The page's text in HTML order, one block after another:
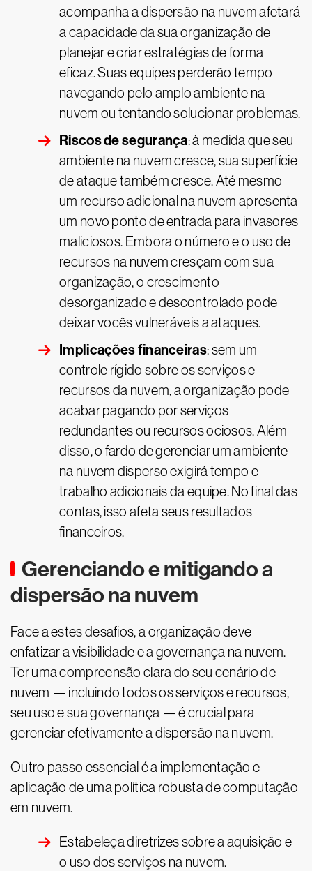
acompanha a dispersão na nuvem afetará
a capacidade da sua organização de
planejar e criar estratégias de forma
eficaz. Suas equipes perderão tempo
navegando pelo amplo ambiente na
nuvem ou tentando solucionar problemas.
Riscos de segurança: à medida que seu
ambiente na nuvem cresce, sua superfície
de ataque também cresce. Até mesmo
um recurso adicional na nuvem apresenta
um novo ponto de entrada para invasores
maliciosos. Embora o número e o uso de
recursos na nuvem cresçam com sua
organização, o crescimento
desorganizado e descontrolado pode
deixar vocês vulneráveis a ataques.
Implicações financeiras: sem um
controle rígido sobre os serviços e
recursos da nuvem, a organização pode
acabar pagando por serviços
redundantes ou recursos ociosos. Além
disso, o fardo de gerenciar um ambiente
na nuvem disperso exigirá tempo e
trabalho adicionais da equipe. No final das
contas, isso afeta seus resultados
financeiros.
Gerenciando e mitigando a
dispersão na nuvem
Face a estes desafios, a organização deve
enfatizar a visibilidade e a governança na nuvem.
Ter uma compreensão clara do seu cenário de
nuvem — incluindo todos os serviços e recursos,
seu uso e sua governança — é crucial para
gerenciar efetivamente a dispersão na nuvem.
Outro passo essencial é a implementação e
aplicação de uma política robusta de computação
em nuvem.
Estabeleça diretrizes sobre a aquisição e
o uso dos serviços na nuvem.